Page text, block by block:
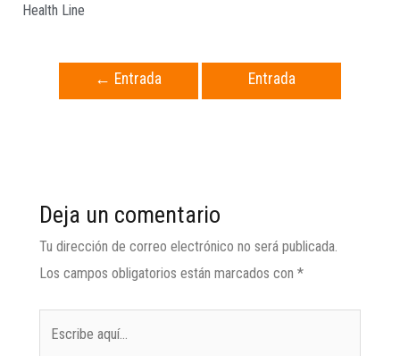
Health Line
← Entrada
Entrada
Deja un comentario
Tu dirección de correo electrónico no será publicada.
Los campos obligatorios están marcados con *